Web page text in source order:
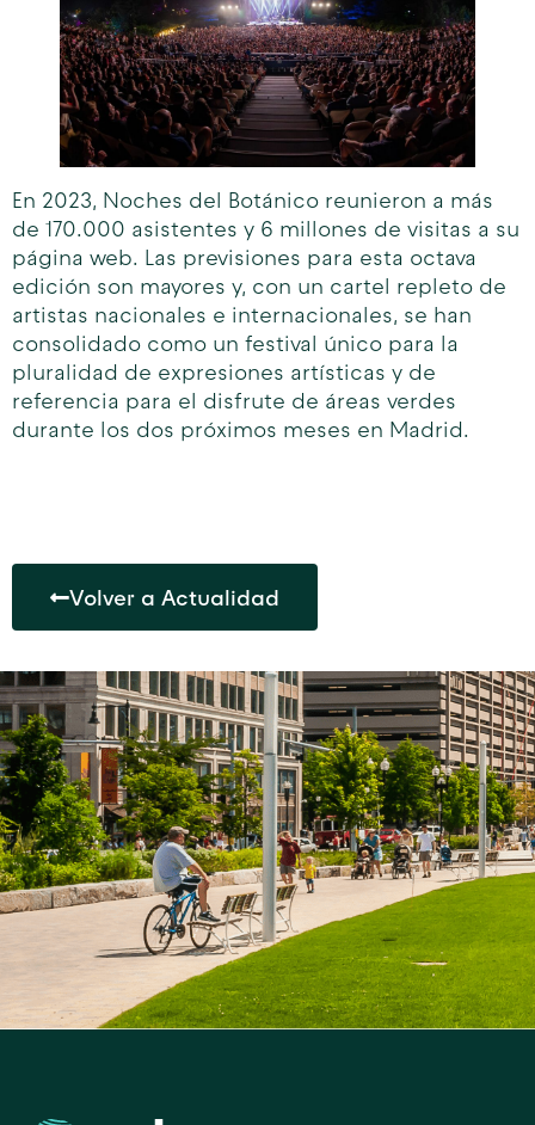
En 2023, Noches del Botánico reunieron a más
de 170.000 asistentes y 6 millones de visitas a su
página web. Las previsiones para esta octava
edición son mayores y, con un cartel repleto de
artistas nacionales e internacionales, se han
consolidado como un festival único para la
pluralidad de expresiones artísticas y de
referencia para el disfrute de áreas verdes
durante los dos próximos meses en Madrid.
Volver a Actualidad